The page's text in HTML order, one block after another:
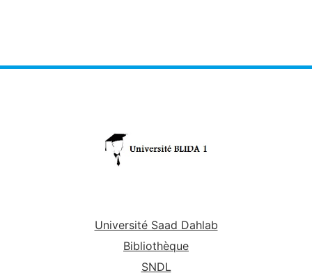
Université Saad Dahlab
Bibliothèque
SNDL